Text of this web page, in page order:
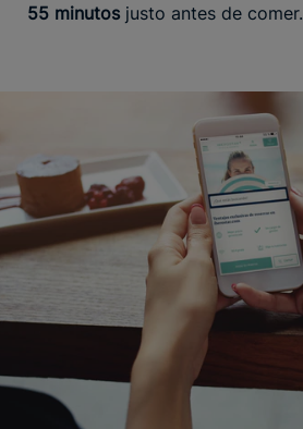
55 minutos justo antes de comer.